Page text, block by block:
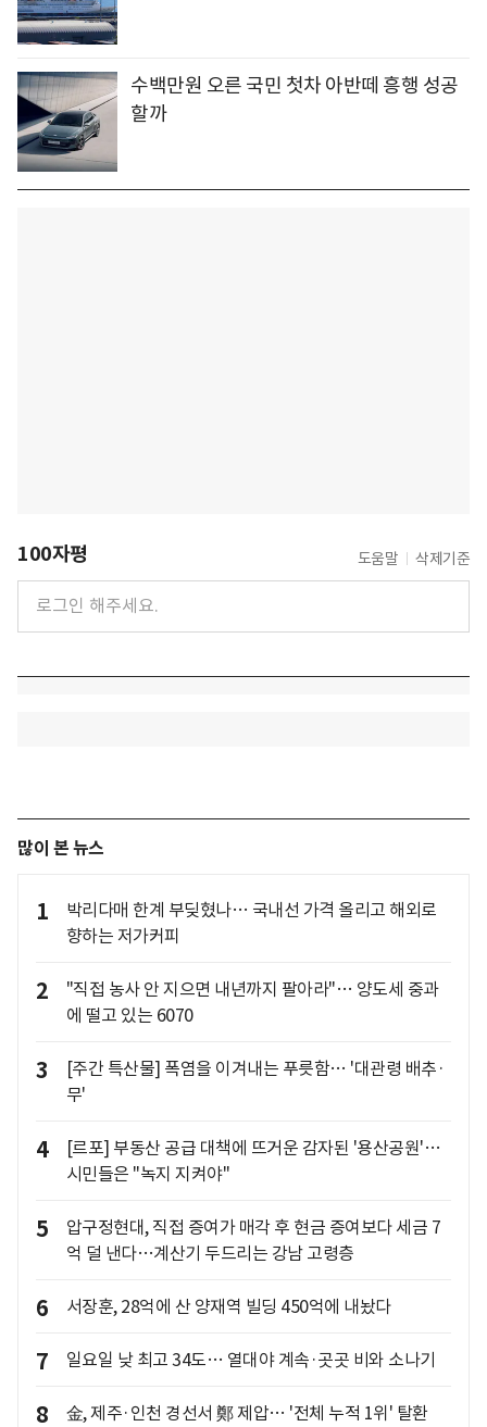
수백만원 오른 국민 첫차 아반떼 흥행 성공
할까
100자평 도움말 삭제기준
많이 본 뉴스
1
박리다매 한계 부딪혔나… 국내선 가격 올리고 해외로
향하는 저가커피
2
"직접 농사 안 지으면 내년까지 팔아라"… 양도세 중과
에 떨고 있는 6070
3
[주간 특산물] 폭염을 이겨내는 푸릇함… '대관령 배추·
무'
4
[르포] 부동산 공급 대책에 뜨거운 감자된 '용산공원'…
시민들은 "녹지 지켜야"
5
압구정현대, 직접 증여가 매각 후 현금 증여보다 세금 7
억 덜 낸다…계산기 두드리는 강남 고령층
6 서장훈, 28억에 산 양재역 빌딩 450억에 내놨다
7 일요일 낮 최고 34도… 열대야 계속·곳곳 비와 소나기
8 金, 제주·인천 경선서 鄭 제압… '전체 누적 1위' 탈환